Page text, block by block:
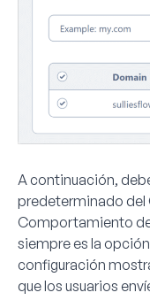
A continuación,
predeterminado del
Comportamiento
siemprees la
configuración
que los usuarios